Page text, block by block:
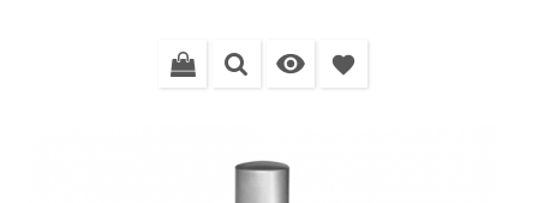
 favorite